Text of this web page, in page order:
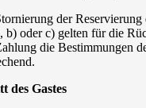
der
b) oder c) gelten für die
die Bestimmungen
des Gastes